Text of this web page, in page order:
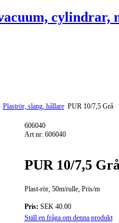
Plaströr, slang, hållare PUR 10/7,5 Grå
606040
Art nr: 606040
PUR 10/7,5
Plast-rör, 50m/rulle, Pris/m
Pris: SEK 40.00
Ställ en fråga om denna produkt